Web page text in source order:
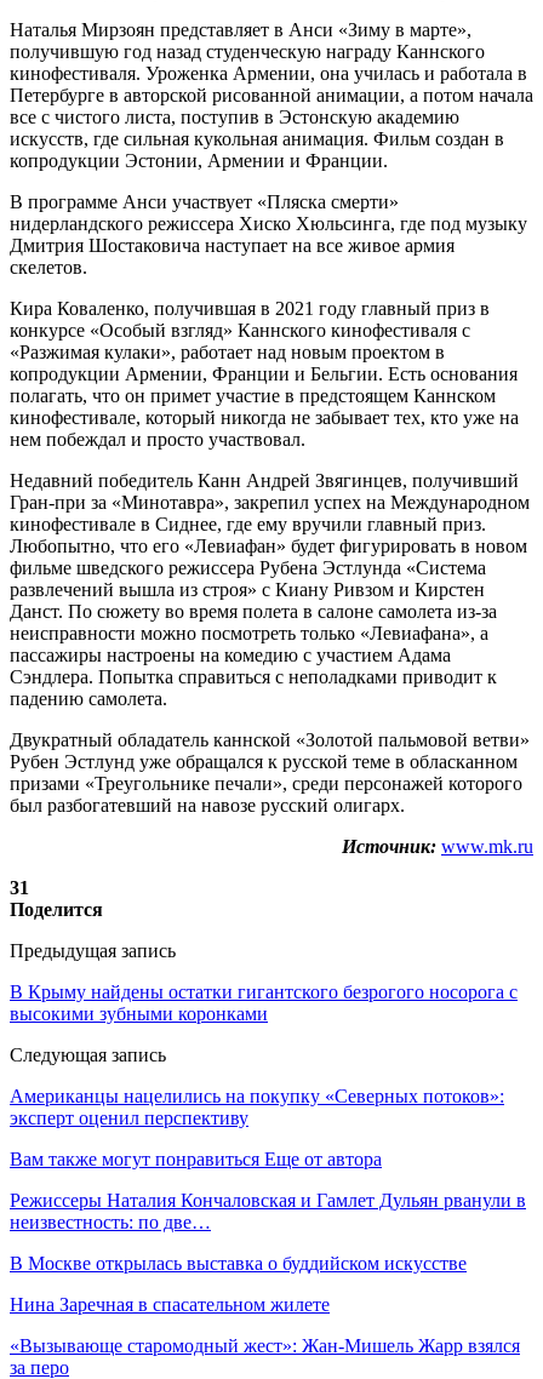
Наталья Мирзоян представляет в Анси «Зиму в марте»,
получившую год назад студенческую награду Каннского
кинофестиваля. Уроженка Армении, она училась и работала в
Петербурге в авторской рисованной анимации, а потом начала
все с чистого листа, поступив в Эстонскую академию
искусств, где сильная кукольная анимация. Фильм создан в
копродукции Эстонии, Армении и Франции.
В программе Анси участвует «Пляска смерти»
нидерландского режиссера Хиско Хюльсинга, где под музыку
Дмитрия Шостаковича наступает на все живое армия
скелетов.
Кира Коваленко, получившая в 2021 году главный приз в
конкурсе «Особый взгляд» Каннского кинофестиваля с
«Разжимая кулаки», работает над новым проектом в
копродукции Армении, Франции и Бельгии. Есть основания
полагать, что он примет участие в предстоящем Каннском
кинофестивале, который никогда не забывает тех, кто уже на
нем побеждал и просто участвовал.
Недавний победитель Канн Андрей Звягинцев, получивший
Гран-при за «Минотавра», закрепил успех на Международном
кинофестивале в Сиднее, где ему вручили главный приз.
Любопытно, что его «Левиафан» будет фигурировать в новом
фильме шведского режиссера Рубена Эстлунда «Система
развлечений вышла из строя» с Киану Ривзом и Кирстен
Данст. По сюжету во время полета в салоне самолета из-за
неисправности можно посмотреть только «Левиафана», а
пассажиры настроены на комедию с участием Адама
Сэндлера. Попытка справиться с неполадками приводит к
падению самолета.
Двукратный обладатель каннской «Золотой пальмовой ветви»
Рубен Эстлунд уже обращался к русской теме в обласканном
призами «Треугольнике печали», среди персонажей которого
был разбогатевший на навозе русский олигарх.
Источник: www.mk.ru
31
Поделится
Предыдущая запись
В Крыму найдены остатки гигантского безрогого носорога с
высокими зубными коронками
Следующая запись
Американцы нацелились на покупку «Северных потоков»:
эксперт оценил перспективу
Вам также могут понравиться Еще от автора
Режиссеры Наталия Кончаловская и Гамлет Дульян рванули в
неизвестность: по две…
В Москве открылась выставка о буддийском искусстве
Нина Заречная в спасательном жилете
«Вызывающе старомодный жест»: Жан-Мишель Жарр взялся
за перо